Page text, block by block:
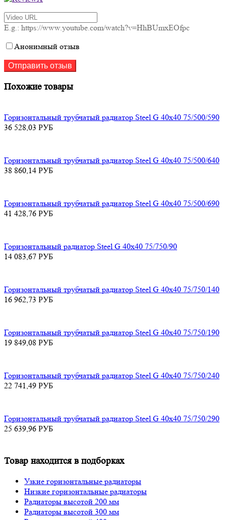
E.g.: https://www.youtube.com/watch?v=HhBUmxEOfpc
Анонимный отзыв
Похожие товары
Горизонтальный трубчатый радиатор Steel G 40х40 75/500/590
36 528,03 РУБ
Горизонтальный трубчатый радиатор Steel G 40х40 75/500/640
38 860,14 РУБ
Горизонтальный трубчатый радиатор Steel G 40х40 75/500/690
41 428,76 РУБ
Горизонтальный радиатор Steel G 40х40 75/750/90
14 083,67 РУБ
Горизонтальный трубчатый радиатор Steel G 40х40 75/750/140
16 962,73 РУБ
Горизонтальный трубчатый радиатор Steel G 40х40 75/750/190
19 849,08 РУБ
Горизонтальный трубчатый радиатор Steel G 40х40 75/750/240
22 741,49 РУБ
Горизонтальный трубчатый радиатор Steel G 40х40 75/750/290
25 639,96 РУБ
Товар находится в подборках
Узкие горизонтальные радиаторы
Низкие горизонтальные радиаторы
Радиаторы высотой 200 мм
Радиаторы высотой 300 мм